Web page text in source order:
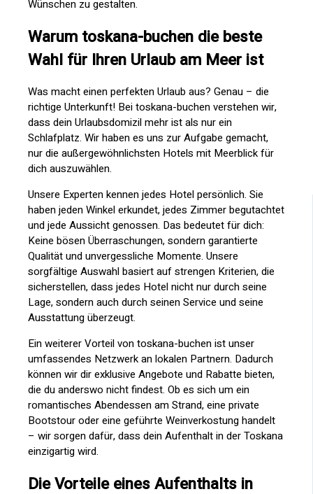
Wünschen zu gestalten.
Warum toskana-buchen die beste
Wahl für Ihren Urlaub am Meer ist
Was macht einen perfekten Urlaub aus? Genau – die
richtige Unterkunft! Bei toskana-buchen verstehen wir,
dass dein Urlaubsdomizil mehr ist als nur ein
Schlafplatz. Wir haben es uns zur Aufgabe gemacht,
nur die außergewöhnlichsten Hotels mit Meerblick für
dich auszuwählen.
Unsere Experten kennen jedes Hotel persönlich. Sie
haben jeden Winkel erkundet, jedes Zimmer begutachtet
und jede Aussicht genossen. Das bedeutet für dich:
Keine bösen Überraschungen, sondern garantierte
Qualität und unvergessliche Momente. Unsere
sorgfältige Auswahl basiert auf strengen Kriterien, die
sicherstellen, dass jedes Hotel nicht nur durch seine
Lage, sondern auch durch seinen Service und seine
Ausstattung überzeugt.
Ein weiterer Vorteil von toskana-buchen ist unser
umfassendes Netzwerk an lokalen Partnern. Dadurch
können wir dir exklusive Angebote und Rabatte bieten,
die du anderswo nicht findest. Ob es sich um ein
romantisches Abendessen am Strand, eine private
Bootstour oder eine geführte Weinverkostung handelt
– wir sorgen dafür, dass dein Aufenthalt in der Toskana
einzigartig wird.
Die Vorteile eines Aufenthalts in